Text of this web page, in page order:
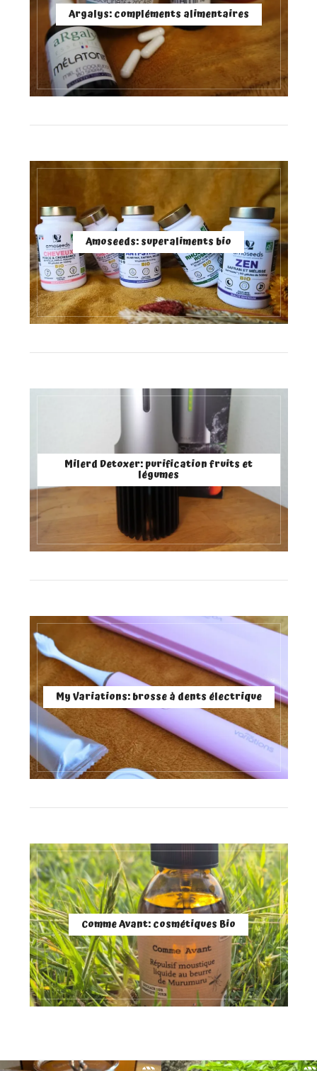
Argalys: compléments alimentaires
Amoseeds: superaliments bio
Milerd Detoxer: purification fruits et
légumes
My Variations: brosse à dents électrique
Comme Avant: cosmétiques Bio